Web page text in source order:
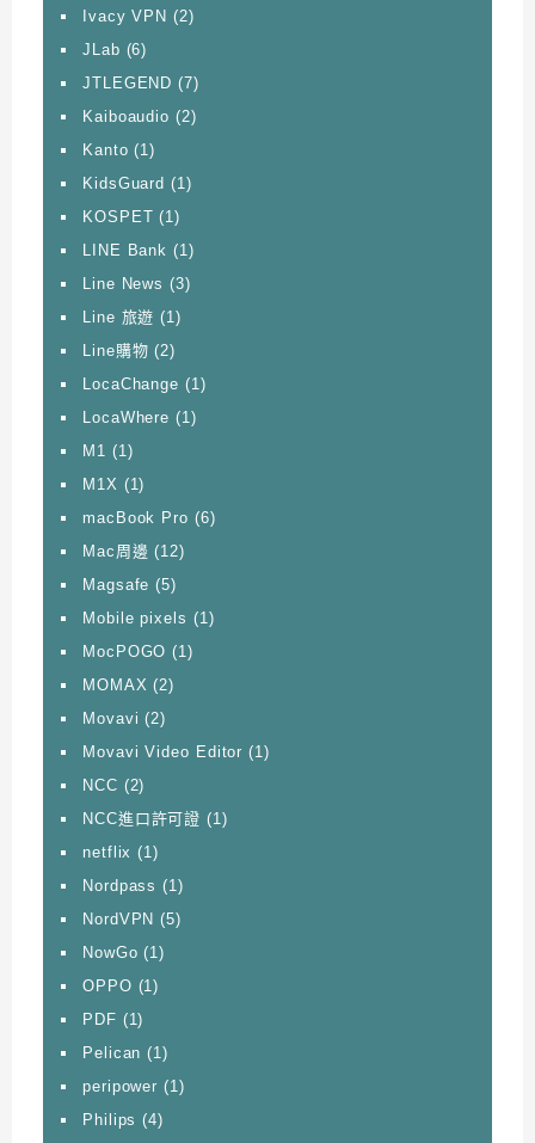
Ivacy VPN (2)
JLab (6)
JTLEGEND (7)
Kaiboaudio (2)
Kanto (1)
KidsGuard (1)
KOSPET (1)
LINE Bank (1)
Line News (3)
Line 旅遊 (1)
Line購物 (2)
LocaChange (1)
LocaWhere (1)
M1 (1)
M1X (1)
macBook Pro (6)
Mac周邊 (12)
Magsafe (5)
Mobile pixels (1)
MocPOGO (1)
MOMAX (2)
Movavi (2)
Movavi Video Editor (1)
NCC (2)
NCC進口許可證 (1)
netflix (1)
Nordpass (1)
NordVPN (5)
NowGo (1)
OPPO (1)
PDF (1)
Pelican (1)
peripower (1)
Philips (4)